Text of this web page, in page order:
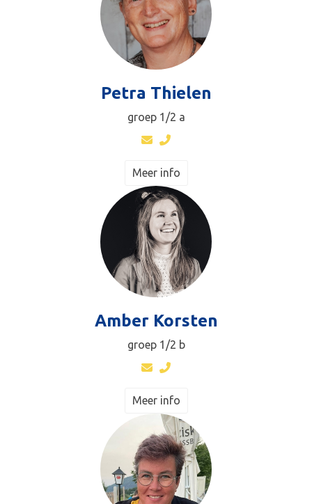
Petra Thielen
groep 1/2 a
Meer info
Amber Korsten
groep 1/2 b
Meer info